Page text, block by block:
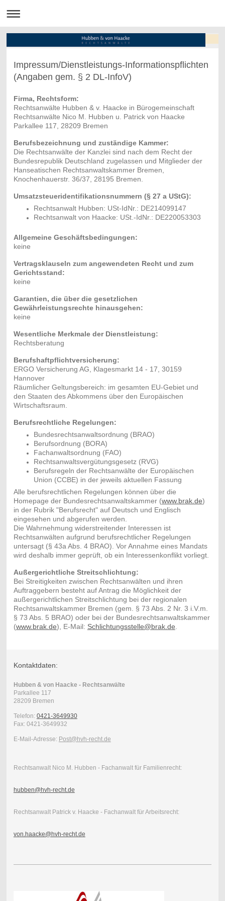
Impressum/Dienstleistungs-Informationspflichten
(Angaben gem. § 2 DL-InfoV)
Firma, Rechtsform:
Rechtsanwälte Hubben & v. Haacke in Bürogemeinschaft
Rechtsanwälte Nico M. Hubben u. Patrick von Haacke
Parkallee 117, 28209 Bremen
Berufsbezeichnung und zuständige Kammer:
Die Rechtsanwälte der Kanzlei sind nach dem Recht der
Bundesrepublik Deutschland zugelassen und Mitglieder der
Hanseatischen Rechtsanwaltskammer Bremen,
Knochenhauerstr. 36/37, 28195 Bremen.
Umsatzsteueridentifikationsnummern (§ 27 a UStG):
Rechtsanwalt Hubben: USt-IdNr.: DE214099147
Rechtsanwalt von Haacke: USt.-IdNr.: DE220053303
Allgemeine Geschäftsbedingungen:
keine
Vertragsklauseln zum angewendeten Recht und zum
Gerichtsstand:
keine
Garantien, die über die gesetzlichen
Gewährleistungsrechte hinausgehen:
keine
Wesentliche Merkmale der Dienstleistung:
Rechtsberatung
Berufshaftpflichtversicherung:
ERGO Versicherung AG, Klagesmarkt 14 - 17, 30159
Hannover
Räumlicher Geltungsbereich: im gesamten EU-Gebiet und
den Staaten des Abkommens über den Europäischen
Wirtschaftsraum.
Berufsrechtliche Regelungen:
Bundesrechtsanwaltsordnung (BRAO)
Berufsordnung (BORA)
Fachanwaltsordnung (FAO)
Rechtsanwaltsvergütungsgesetz (RVG)
Berufsregeln der Rechtsanwälte der Europäischen
Union (CCBE) in der jeweils aktuellen Fassung
Alle berufsrechtlichen Regelungen können über die
Homepage der Bundesrechtsanwaltskammer (www.brak.de)
in der Rubrik "Berufsrecht" auf Deutsch und Englisch
eingesehen und abgerufen werden.
Die Wahrnehmung widerstreitender Interessen ist
Rechtsanwälten aufgrund berufsrechtlicher Regelungen
untersagt (§ 43a Abs. 4 BRAO). Vor Annahme eines Mandats
wird deshalb immer geprüft, ob ein Interessenkonflikt vorliegt.
Außergerichtliche Streitschlichtung:
Bei Streitigkeiten zwischen Rechtsanwälten und ihren
Auftraggebern besteht auf Antrag die Möglichkeit der
außergerichtlichen Streitschlichtung bei der regionalen
Rechtsanwaltskammer Bremen (gem. § 73 Abs. 2 Nr. 3 i.V.m.
§ 73 Abs. 5 BRAO) oder bei der Bundesrechtsanwaltskammer
(www.brak.de), E-Mail: Schlichtungsstelle@brak.de.
Kontaktdaten:
Hubben & von Haacke - Rechtsanwälte
Parkallee 117
28209 Bremen
Telefon: 0421-3649930
Fax: 0421-3649932
E-Mail-Adresse: Post@hvh-recht.de
Rechtsanwalt Nico M. Hubben - Fachanwalt für Familienrecht:
hubben@hvh-recht.de
Rechtsanwalt Patrick v. Haacke - Fachanwalt für Arbeitsrecht:
von.haacke@hvh-recht.de